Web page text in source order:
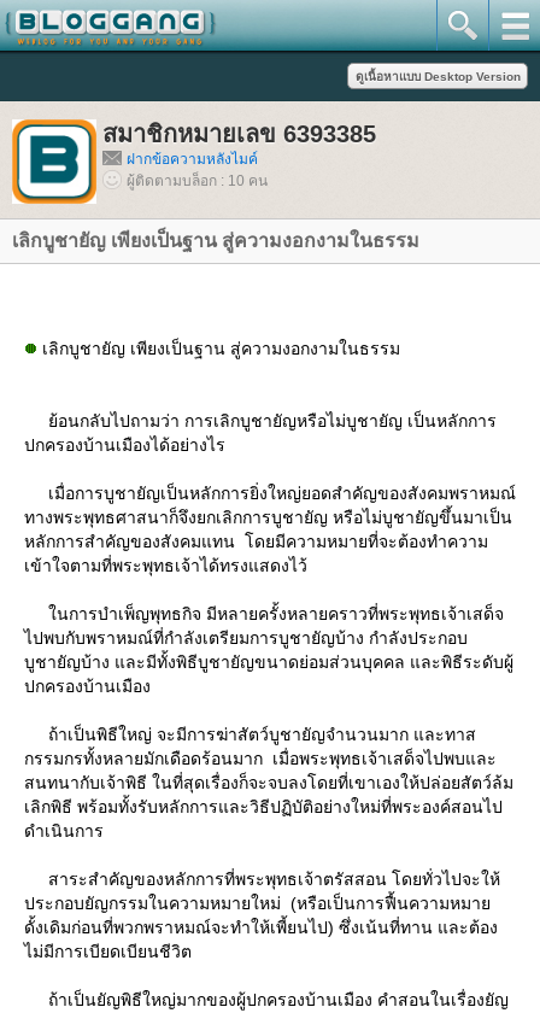
สมาชิกหมายเลข 6393385
ฝากข้อความหลังไมค์
ผู้ติดตามบล็อก : 10 คน
เลิกบูชายัญ เพียงเป็นฐาน สู่ความงอกงามในธรรม
เลิกบูชายัญ เพียงเป็นฐาน สู่ความงอกงามในธรรม
้อนกลับไปถามว่า การเลิกบูชายัญหรือไม่บูชายัญ เป็นหลักการ
ปกครองบ้านเมืองได้อย่างไร
เมื่อการบูชายัญเป็นหลักการยิ่งใหญ่ยอดสำคัญของสังคมพราหมณ์
ทางพระพุทธศาสนาก็จึงยกเลิกการบูชายัญ หรือไม่บูชายัญขึ้นมาเป็น
หลักการสำคัญของสังคมแทน โดยมีความหมายที่จะต้องทำความ
เข้าใจตามที่พระพุทธเจ้าได้ทรงแสดงไว้
นการบำเพ็ญพุทธกิจ มีหลายครั้งหลายคราวที่พระพุทธเจ้าเสด็จ
ไปพบกับพราหมณ์ที่กำลังเตรียมการบูชายัญบ้าง กำลังประกอบ
บูชายัญบ้าง และมีทั้งพิธีบูชายัญขนาดย่อมส่วนบุคคล และพิธีระดับผู้
ปกครองบ้านเมือง
ถ้าเป็นพิธีใหญ่ จะมีการฆ่าสัตว์บูชายัญจำนวนมาก และทาส
กรรมกรทั้งหลายมักเดือดร้อนมาก เมื่อพระพุทธเจ้าเสด็จไปพบและ
สนทนากับเจ้าพิธี ในที่สุดเรื่องก็จะจบลงโดยที่เขาเองให้ปล่อยสัตว์ล้ม
เลิกพิธี พร้อมทั้งรับหลักการและวิธีปฏิบัติอย่างใหม่ที่พระองค์สอนไป
ดำเนินการ
สาระสำคัญของหลักการที่พระพุทธเจ้าตรัสสอน โดยทั่วไปจะให้
ประกอบยัญกรรมในความหมายใหม่ (หรือเป็นการฟื้นความหมา
ดั้งเดิมก่อนที่พวกพราหมณ์จะทำให้เพี้ยนไป) ซึ่งเน้นที่ทาน และต้อง
ไม่มีการเบียดเบียนชีวิต
ถ้าเป็นยัญพิธีใหญ่มากของผู้ปกครองบ้านเมือง คำสอนในเรื่องยัญ